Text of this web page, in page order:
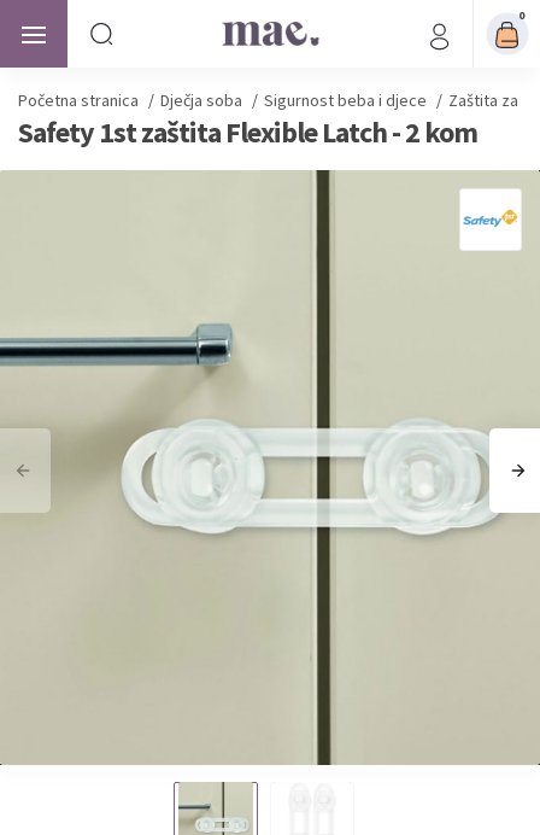
0
Početna stranica / Dječja soba / Sigurnost beba i djece / Zaštita za
Safety 1st zaštita Flexible Latch - 2 kom